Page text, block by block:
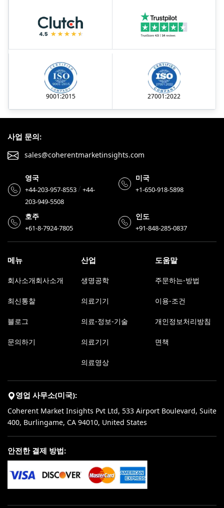
9001:2015 27001:2022
사업 문의:
sales@coherentmarketinsights.com
영국
+44-203-957-8553/+44-
203-949-5508
미국
+1-650-918-5898
호주
+61-8-7924-7805
인도
+91-848-285-0837
메뉴
회사소개회사소개
최신통찰
블로그
문의하기
산업
생명공학
의료기기
의료-정보-기술
의료기기
의료영상
도움말
주문하는-방법
이용-조건
개인정보처리방침
면책
영업 사무소(미국):
Coherent Market Insights Pvt Ltd, 533 Airport Boulevard, Suite
400, Burlingame, CA 94010, United States
안전한 결제 방법: